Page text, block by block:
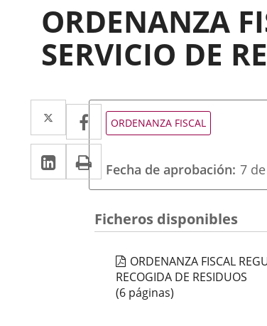
ORDENANZA
SERVICIO DE
Twitter
Enlace
a
una
aplicación
externa.
Facebook
Enlace
a
una
aplicación
externa.
LinkedIn
Enlace
a
aplicación
externa.
Tipo
de
ORDENANZA FISCAL
Fecha de aprobación 7
Ficheros disponibles
ORDENANZA FISCAL
RECOGIDA DE RESIDUOS
(6 páginas)